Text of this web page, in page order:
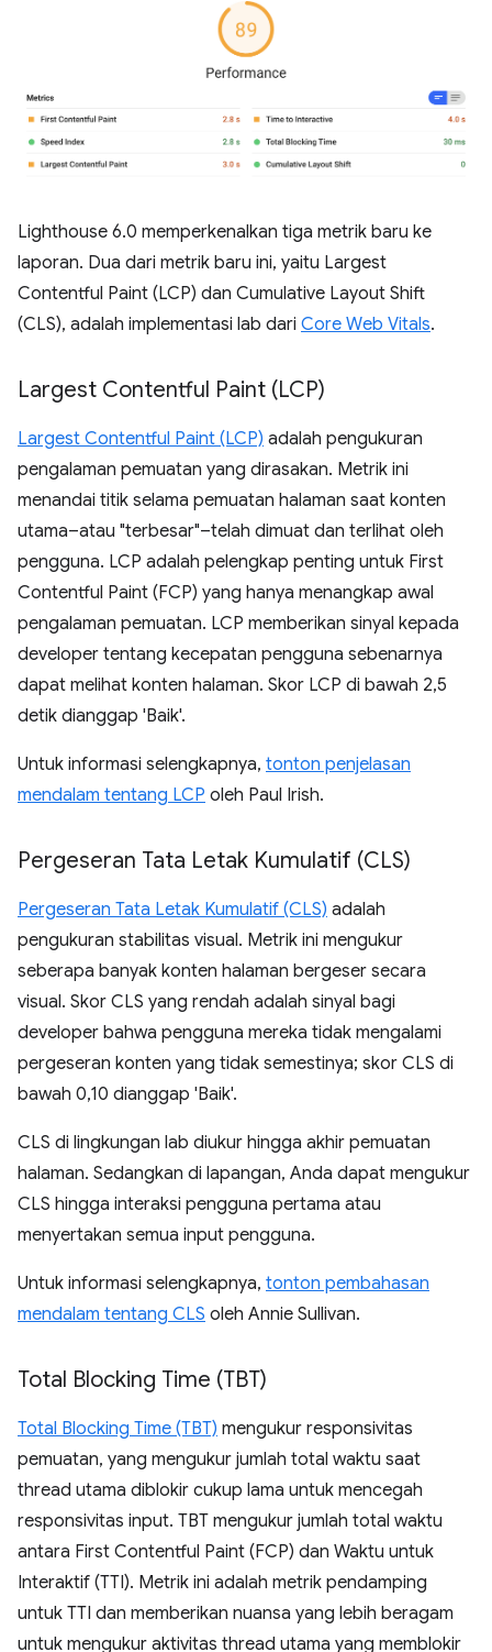
Lighthouse 6.0 memperkenalkan tiga metrik baru ke
laporan. Dua dari metrik baru ini, yaitu Largest
Contentful Paint (LCP) dan Cumulative Layout Shift
(CLS), adalah implementasi lab dari Core Web Vitals.
Largest Contentful Paint (LCP)
Largest Contentful Paint (LCP) adalah pengukuran
pengalaman pemuatan yang dirasakan. Metrik ini
menandai titik selama pemuatan halaman saat konten
utama–atau "terbesar"–telah dimuat dan terlihat oleh
pengguna. LCP adalah pelengkap penting untuk First
Contentful Paint (FCP) yang hanya menangkap awal
pengalaman pemuatan. LCP memberikan sinyal kepada
developer tentang kecepatan pengguna sebenarnya
dapat melihat konten halaman. Skor LCP di bawah 2,5
detik dianggap 'Baik'.
Untuk informasi selengkapnya, tonton penjelasan
mendalam tentang LCP oleh Paul Irish.
Pergeseran Tata Letak Kumulatif (CLS)
Pergeseran Tata Letak Kumulatif (CLS) adalah
pengukuran stabilitas visual. Metrik ini mengukur
seberapa banyak konten halaman bergeser secara
visual. Skor CLS yang rendah adalah sinyal bagi
developer bahwa pengguna mereka tidak mengalami
pergeseran konten yang tidak semestinya; skor CLS di
bawah 0,10 dianggap 'Baik'.
CLS di lingkungan lab diukur hingga akhir pemuatan
halaman. Sedangkan di lapangan, Anda dapat mengukur
CLS hingga interaksi pengguna pertama atau
menyertakan semua input pengguna.
Untuk informasi selengkapnya, tonton pembahasan
mendalam tentang CLS oleh Annie Sullivan.
Total Blocking Time (TBT)
Total Blocking Time (TBT) mengukur responsivitas
pemuatan, yang mengukur jumlah total waktu saat
thread utama diblokir cukup lama untuk mencegah
responsivitas input. TBT mengukur jumlah total waktu
antara First Contentful Paint (FCP) dan Waktu untuk
Interaktif (TTI). Metrik ini adalah metrik pendamping
untuk TTI dan memberikan nuansa yang lebih beragam
untuk mengukur aktivitas thread utama yang memblokir